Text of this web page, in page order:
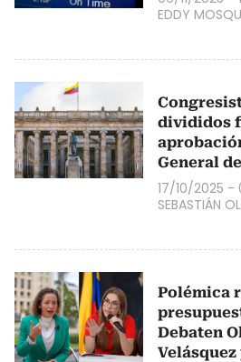
EDDY
divididos
General
17/10/2025 -
SEBASTIÁN
Polémica
Debaten